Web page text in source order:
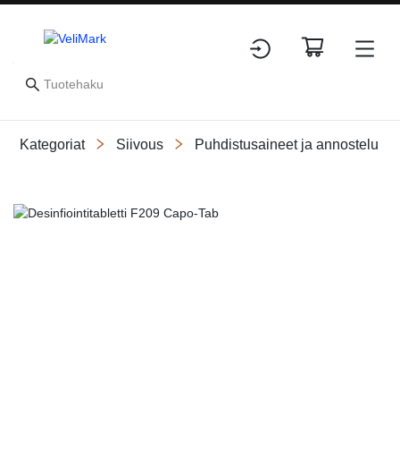
Kategoriat Siivous Puhdistusaineet ja annostelu
Slide 1 of 1